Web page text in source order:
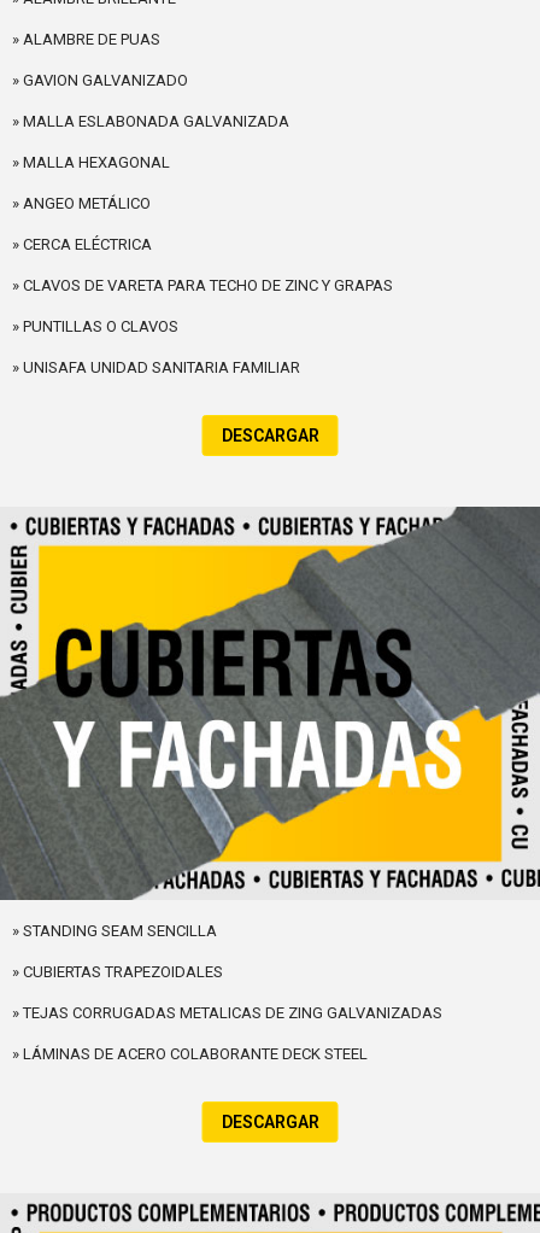
» ALAMBRE DE PUAS
» GAVION GALVANIZADO
» MALLA ESLABONADA GALVANIZADA
» MALLA HEXAGONAL
» ANGEO METÁLICO
» CERCA ELÉCTRICA
» CLAVOS DE VARETA PARA TECHO DE ZINC Y GRAPAS
» PUNTILLAS O CLAVOS
» UNISAFA UNIDAD SANITARIA FAMILIAR
DESCARGAR
» STANDING SEAM SENCILLA
» CUBIERTAS TRAPEZOIDALES
» TEJAS CORRUGADAS METALICAS DE ZING GALVANIZADAS
» LÁMINAS DE ACERO COLABORANTE DECK STEEL
DESCARGAR